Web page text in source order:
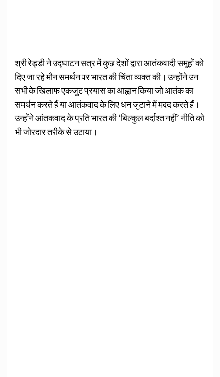
श्री रेड्डी ने उद्घाटन सत्र में कुछ देशों द्वारा आतंकवादी समूहों को
दिए जा रहे मौन समर्थन पर भारत की चिंता व्‍यक्‍त की। उन्होंने उन
सभी के खिलाफ एकजुट प्रयास का आह्वान किया जो आतंक का
समर्थन करते हैं या आतंकवाद के लिए धन जुटाने में मदद करते हैं।
उन्‍होंने आंतकवाद के प्रति भारत की ‘बि‍ल्‍कुल बर्दाश्‍त नहीं’ नीति को
भी जोरदार तरीके से उठाया।